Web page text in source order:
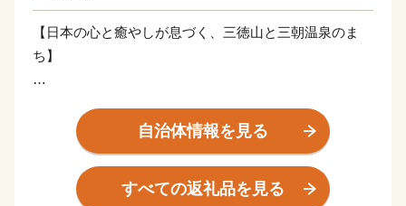
【日本の心と癒やしが息づく、三徳山と三朝温泉のま
ち】
に包まれた湯と山の町です。町の主な産業は「観光」と
「農林業」です。
観光では、世界屈指のラドン含有量を誇り、古くから湯
治の名湯として親しまれる「三朝温泉」や、国宝・投入
自治体情報を見る
すべての返礼品を見る